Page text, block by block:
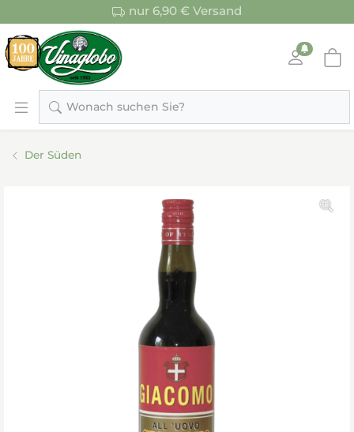
nur 6,90 € Versand
Wonach suchen Sie?
Der Süden